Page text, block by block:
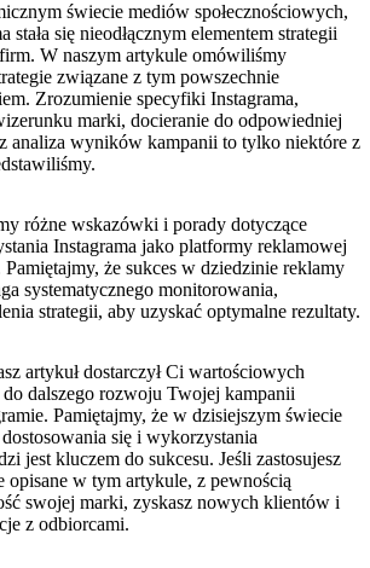
świecie mediów ⁢społecznościowych,
stała się nieodłącznym elementem⁢ strategii
W‍ naszym artykule ‍omówiliśmy
związane z ​tym powszechnie
‌Zrozumienie ⁢specyfiki Instagrama,
⁤marki, docieranie do odpowiedniej
analiza‌ wyników kampanii to ‍tylko niektóre z
⁤różne wskazówki i porady dotyczące
Instagrama jako​ platformy reklamowej
że ⁤sukces ⁢w dziedzinie⁣ reklamy
systematycznego monitorowania,
strategii, ‍aby uzyskać optymalne rezultaty.
artykuł dostarczył Ci wartościowych
dalszego‌ rozwoju Twojej kampanii
Pamiętajmy, że w dzisiejszym świecie‍
⁤się i ‌wykorzystania⁣
‌jest⁣ kluczem do sukcesu. ‍Jeśli‌ zastosujesz
opisane w ‌tym artykule, z pewnością
​swojej marki, zyskasz nowych‌ klientów​ i
z odbiorcami.